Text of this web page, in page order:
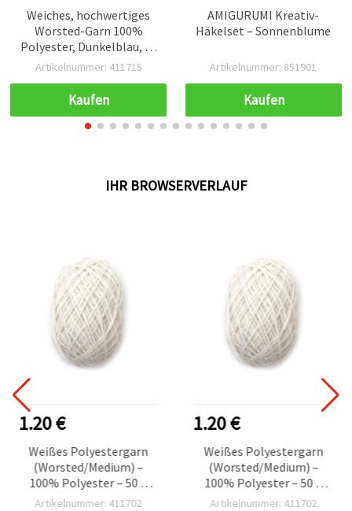
Weiches, hochwertiges
Worsted-Garn 100%
Polyester, Dunkelblau, 50
g – zum Stricken, Häkeln
(Handarbeitsgarn)
Artikelnummer: 411715
Kaufen
AMIGURUMI Kreativ-
Häkelset – Sonnenblume
Artikelnummer: 851901
Kaufen
IHR BROWSERVERLAUF
1.20 €
Weißes Polyestergarn
(Worsted/Medium) –
100% Polyester – 50 g
Handstrickgarn &
Artikelnummer: 411702
1.20 €
Weißes Polyestergarn
(Worsted/Medium) –
100% Polyester – 50 g
Handstrickgarn &
Artikelnummer: 411702